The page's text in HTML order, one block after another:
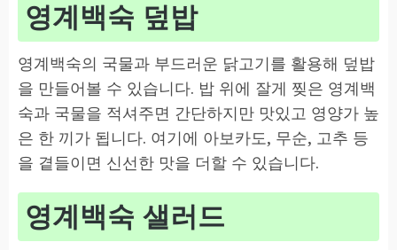
영계백숙 덮밥
영계백숙의 국물과 부드러운 닭고기를 활용해 덮밥
을 만들어볼 수 있습니다. 밥 위에 잘게 찢은 영계백
숙과 국물을 적셔주면 간단하지만 맛있고 영양가 높
은 한 끼가 됩니다. 여기에 아보카도, 무순, 고추 등
을 곁들이면 신선한 맛을 더할 수 있습니다.
영계백숙 샐러드